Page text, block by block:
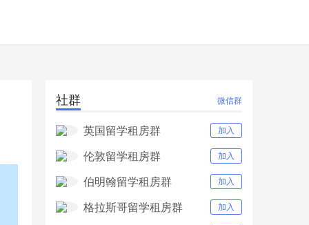
社群 微信群
英国留学租房群 加入
伦敦留学租房群 加入
伯明翰留学租房群 加入
格拉斯哥留学租房群 加入